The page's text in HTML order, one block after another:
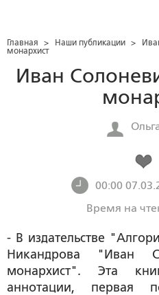
Главная > Наши публикации >
монархист
Иван
00:00
Время на
- В издательстве
Никандрова "Иван
монархист". Эта
аннотации, первая